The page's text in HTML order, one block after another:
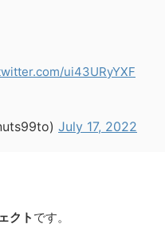
ui43URyYXF
July 17, 2022
クト です。